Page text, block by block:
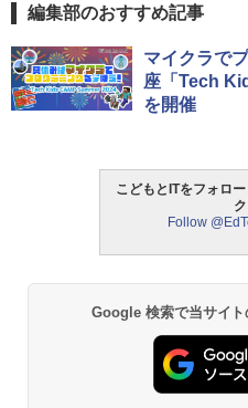
編集部のおすすめ記事
マイクラで
座「Tech
を開催
こどもとITをフォロ
ク
Follow
Google 検索で当サイ